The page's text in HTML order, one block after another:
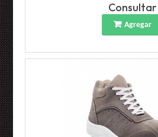
Consultar
Agregar